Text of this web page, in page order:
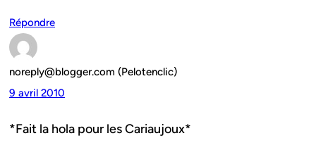
Répondre
noreply@blogger.com (Pelotenclic)
9 avril 2010
*Fait la hola pour les Cariaujoux*